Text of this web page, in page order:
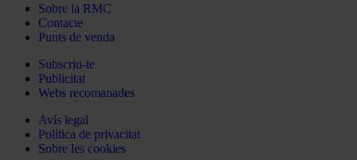
Sobre la RMC
Contacte
Punts de venda
Subscriu-te
Publicitat
Webs recomanades
Avís legal
Política de privacitat
Sobre les cookies